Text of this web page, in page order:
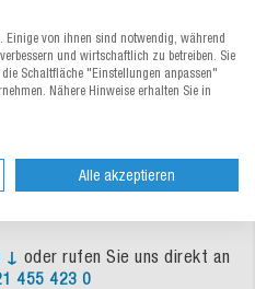
↓ oder rufen Sie uns direkt an
455 423 0
Einige von ihnen sind notwendig, während
und wirtschaftlich zu betreiben. Sie
Schaltfläche "Einstellungen anpassen"
Nähere Hinweise erhalten Sie in
Alle akzeptieren